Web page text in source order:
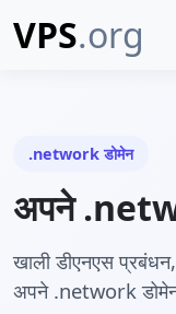
VPS.org
.network डोमेन
अपने
खाली डीएनएस
अपने .network